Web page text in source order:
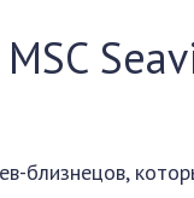
близнецов,